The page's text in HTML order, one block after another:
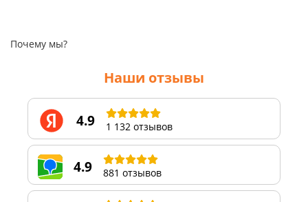
Почему мы?
Наши отзывы
4.9 1 132 отзывов
4.9 881 отзывов